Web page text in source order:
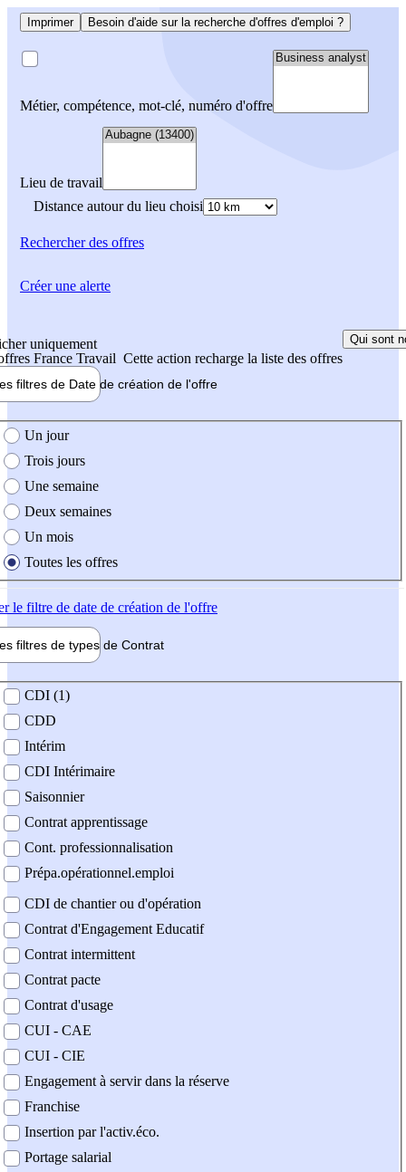
Imprimer Besoin d'aide sur la recherche d'offres d'emploi ?
Métier, compétence, mot-clé, numéro d'offre
Lieu de travail
Distance autour du lieu choisi
Rechercherdes offres
uniquement
France Travail Cette action recharge la liste des offres
Qui sont
filtres de Date de création de l'offre
création de l'offre
Un jour
Trois jours
Une semaine
Deux semaines
Un mois
Toutes les offres
le filtre de date de création de l'offre
filtres de types de Contrat
contrat
CDI (1)
CDD
Intérim
CDI Intérimaire
Saisonnier
Contrat apprentissage
Cont. professionnalisation
Prépa.opérationnel.emploi
CDI de chantier ou d'opération
Contrat d'Engagement Educatif
Contrat intermittent
Contrat pacte
Contrat d'usage
CUI - CAE
CUI - CIE
Engagement à servir dans la réserve
Franchise
Insertion par l'activ.éco.
Portage salarial
Créer une alerte